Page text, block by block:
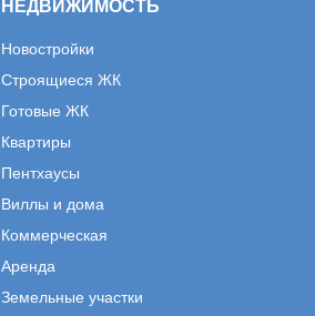
НЕДВИЖИМОСТЬ
Новостройки
Строящиеся ЖК
Готовые ЖК
Квартиры
Пентхаусы
Виллы и дома
Коммерческая
Аренда
Земельные участки